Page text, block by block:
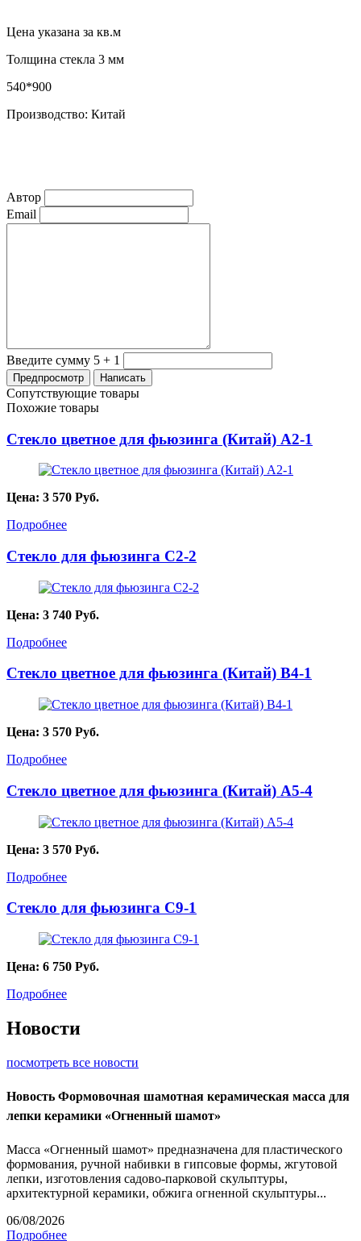
Цена указана за кв.м
Толщина стекла 3 мм
540*900
Производство: Китай
Автор
Email
Введите сумму 5 + 1
Сопутствующие товары
Похожие товары
Стекло цветное для фьюзинга (Китай) A2-1
Цена: 3 570 Руб.
Подробнее
Стекло для фьюзинга C2-2
Цена: 3 740 Руб.
Подробнее
Стекло цветное для фьюзинга (Китай) B4-1
Цена: 3 570 Руб.
Подробнее
Стекло цветное для фьюзинга (Китай) A5-4
Цена: 3 570 Руб.
Подробнее
Стекло для фьюзинга C9-1
Цена: 6 750 Руб.
Подробнее
Новости
посмотреть все новости
Новость Формовочная шамотная керамическая масса для
лепки керамики «Огненный шамот»
Масса «Огненный шамот» предназначена для пластического
формования, ручной набивки в гипсовые формы, жгутовой
лепки, изготовления садово-парковой скульптуры,
архитектурной керамики, обжига огненной скульптуры...
06/08/2026
Подробнее